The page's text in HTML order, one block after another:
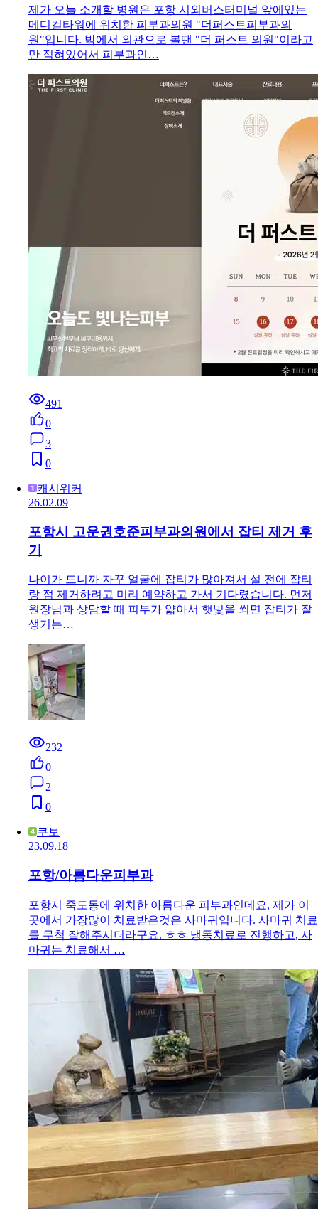
제가 오늘 소개할 병원은 포항 시외버스터미널 앞에있는
메디컬타워에 위치한 피부과의원 "더퍼스트피부과의
원"입니다. 밖에서 외관으로 볼땐 "더 퍼스트 의원"이라고
만 적혀있어서 피부과인…
491
0
3
0
캐시워커
26.02.09
포항시 고운권호준피부과의원에서 잡티 제거 후
기
나이가 드니까 자꾸 얼굴에 잡티가 많아져서 설 전에 잡티
랑 점 제거하려고 미리 예약하고 가서 기다렸습니다. 먼저
원장님과 상담할 때 피부가 얇아서 햇빛을 쐬면 잡티가 잘
생기는…
232
0
2
0
쿠보
23.09.18
포항/아름다운피부과
포항시 죽도동에 위치한 아름다운 피부과인데요, 제가 이
곳에서 가장많이 치료받은것은 사마귀입니다. 사마귀 치료
를 무척 잘해주시더라구요. ㅎㅎ 냉동치료로 진행하고, 사
마귀는 치료해서 …